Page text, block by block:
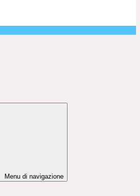
Menu di navigazione